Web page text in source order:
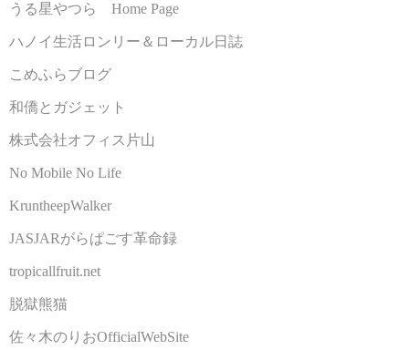
うる星やつら Home Page
ハノイ生活ロンリー＆ローカル日誌
こめふらブログ
和僑とガジェット
株式会社オフィス片山
No Mobile No Life
KruntheepWalker
JASJARがらぱごす革命録
tropicallfruit.net
脱獄熊猫
佐々木のりおOfficialWebSite